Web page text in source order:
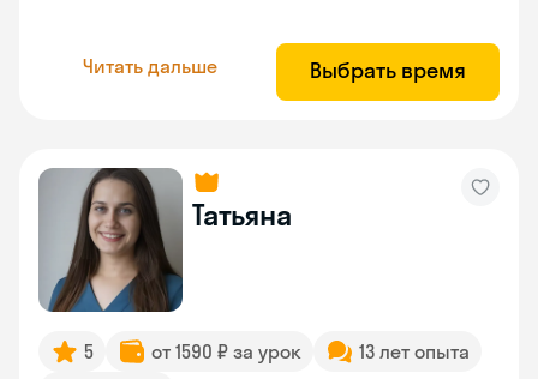
Читать дальше Выбрать время
Татьяна
5 от 1590 ₽ за урок
13 лет опыта